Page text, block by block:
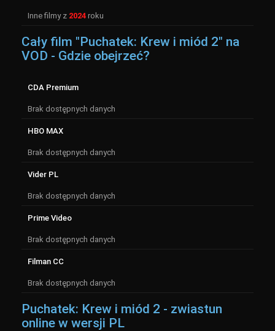
Inne filmy z 2024 roku
Cały film "Puchatek: Krew i miód 2" na
VOD - Gdzie obejrzeć?
CDA Premium
Brak dostępnych danych
HBO MAX
Brak dostępnych danych
Vider PL
Brak dostępnych danych
Prime Video
Brak dostępnych danych
Filman CC
Brak dostępnych danych
Puchatek: Krew i miód 2 - zwiastun
online w wersji PL